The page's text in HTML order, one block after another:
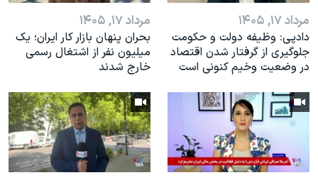
مرداد ۱۷, ۱۴۰۵
دادپی: وظیفه دولت و حکومت
جلوگیری از گرفتار شدن اقتصاد
در وضعیت وخیم کنونی است
مرداد ۱۷, ۱۴۰۵
بحران پنهان بازار کار ایران؛ یک
میلیون نفر از اشتغال رسمی
خارج شدند